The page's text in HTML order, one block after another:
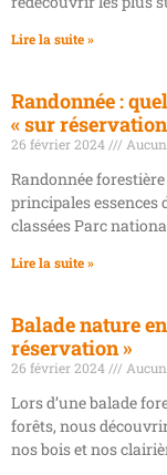
Lire la suite »
Randonnée :
« sur
26 février 2024
Randonnée
principales essences
classées Parc
Lire la suite »
Balade nature
réservation »
26 février 2024
Lors d’une balade
forêts, nous
nos bois et nos